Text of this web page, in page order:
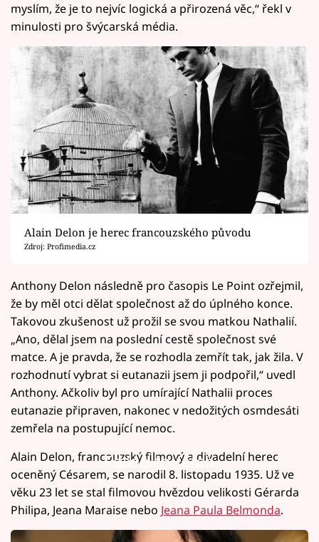
myslím, že je to nejvíc logická a přirozená věc,“ řekl v
minulosti pro švýcarská média.
Alain Delon je herec francouzského původu
Zdroj: Profimedia.cz
Anthony Delon následně pro časopis Le Point ozřejmil,
že by měl otci dělat společnost až do úplného konce.
Takovou zkušenost už prožil se svou matkou Nathalií.
„Ano, dělal jsem na poslední cestě společnost své
matce. A je pravda, že se rozhodla zemřít tak, jak žila. V
rozhodnutí vybrat si eutanazii jsem ji podpořil,“ uvedl
Anthony. Ačkoliv byl pro umírající Nathalii proces
eutanazie připraven, nakonec v nedožitých osmdesáti
zemřela na postupující nemoc.
Failed to fetch
Alain Delon, francouzský filmový a divadelní herec
oceněný Césarem, se narodil 8. listopadu 1935. Už ve
věku 23 let se stal filmovou hvězdou velikosti Gérarda
Philipa, Jeana Maraise nebo Jeana Paula Belmonda.